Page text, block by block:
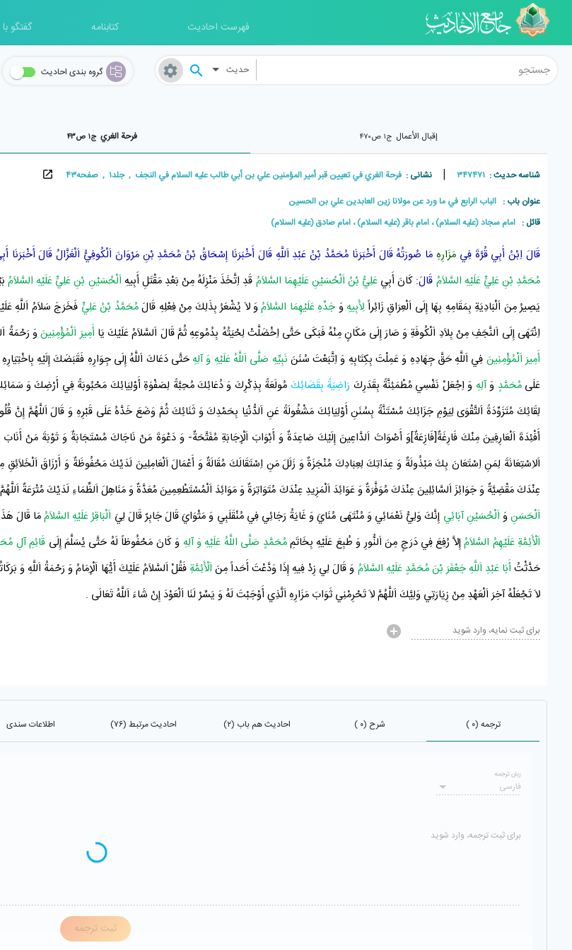
فهرست احادیث کتابنامه گفتگو
حدیث گروه بندی احادیث
إقبال الأعمال ج۱ ص۴۷۰ فرحة الغري ج۱ ص۴۳
شناسه حدیث : ۳۴۷۴۷۱ | نشانی : فرحة الغري في تعيين قبر أمير المؤمنين علي بن أبي طالب عليه السلام في النجف , جلد۱ , صفحه۴۳
عنوان باب : الباب الرابع في ما ورد عن مولانا زين العابدين علي بن الحسين
قائل : امام سجاد (علیه السلام) ، امام باقر (علیه السلام) ، امام صادق (علیه السلام)
قَالَاِبْنُ أَبِي قُرَّةَ فِي مَزَارِهِمَا صُورَتُهُ قَالَ أَخْبَرَنَامُحَمَّدُ بْنُ عَبْدِ اَللَّهِ قَالَ أَخْبَرَنَا إِسْحَاقُ بْنُ مُحَمَّدِ بْنِ مَرْوَانَ اَلْكُوفِيُّ اَلْغَزَّالُقَالَ أَخْبَرَنَا
مُحَمَّدِ بْنِ عَلِيٍّ عَلَيْهِ السَّلاَمُ قَالَ: كَانَ أَبِي عَلِيُّ بْنُ اَلْحُسَيْنِ عَلَيْهِمَا السَّلاَمُ قَدِ اِتَّخَذَ مَنْزِلَهُ مِنْ بَعْدِ مَقْتَلِ أَبِيهِ اَلْحُسَيْنِ بْنِ عَلِيٍّ عَلَيْهِ السَّلاَمُ
يَصِيرُ مِنَ اَلْبَادِيَةِ بِمَقَامِهِ بِهَا إِلَى اَلْعِرَاقِ زَائِراًلِأَبِيهِوَ جَدِّهِ عَلَيْهِمَا السَّلاَمُوَ لاَ يُشْعَرُ بِذَلِكَ مِنْ فِعْلِهِ قَالَمُحَمَّدُ بْنُ عَلِيٍّ فَخَرَجَ سَلاَمُ اَللَّهِ
اِنْتَهَى إِلَى اَلنَّجَفِمِنْ بِلاَدِ اَلْكُوفَةِ وَ صَارَ إِلَى مَكَانٍ مِنْهُ فَبَكَى حَتَّى اِخْضَلَّتْ لِحْيَتُهُ بِدُمُوعِهِ ثُمَّ قَالَ اَلسَّلاَمُ عَلَيْكَ يَا أَمِيرَ اَلْمُؤْمِنِينَوَ رَحْمَةُ
أَمِيرَ اَلْمُؤْمِنِينَ فِي اَللَّهِ حَقَّ جِهَادِهِ وَ عَمِلْتَبِكِتَابِهِ وَ اِتَّبَعْتَ سُنَنَ نَبِيِّهِ صَلَّى اَللَّهُ عَلَيْهِ وَ آلِهِحَتَّى دَعَاكَ اَللَّهُ إِلَى جِوَارِهِ فَقَبَضَكَ إِلَيْهِ
عَلَىمُحَمَّدٍ وَآلِهِ وَ اِجْعَلْ نَفْسِي مُطْمَئِنَّةً بِقَدَرِكَ رَاضِيَةً بِقَضَائِكَ مُولَعَةً بِذِكْرِكَ وَ دُعَائِكَ مُحِبَّةً لِصَفْوَةِ أَوْلِيَائِكَ مَحْبُوبَةً فِي أَرْضِكَ وَ
لِقَائِكَ مُتَزَوِّدَةً اَلتَّقْوَى لِيَوْمِ جَزَائِكَ مُسْتَنَّةً بِسُنَنِ أَوْلِيَائِكَ مَشْغُولَةً عَنِ اَلدُّنْيَا بِحَمْدِكَ وَ ثَنَائِكَ ثُمَّ وَضَعَ خَدَّهُ عَلَى قَبْرِهِ وَ قَالَ اَللَّهُمَّ إِنَّ
أَفْئِدَةَ اَلْعَارِفِينَ مِنْكَ فَارِغَةٌ[فَازِعَةٌ]وَ أَصْوَاتَ اَلدَّاعِينَ إِلَيْكَ صَاعِدَةٌ وَ أَبْوَابَ اَلْإِجَابَةِ مُفَتَّحَةٌ- وَ دَعْوَةَ مَنْ نَاجَاكَ مُسْتَجَابَةٌ وَ تَوْبَةَ مَنْ
اَلاِسْتِعَانَةَ لِمَنِ اِسْتَعَانَ بِكَ مَبْذُولَةٌ وَ عِدَاتِكَ لِعِبَادِكَ مُنْجَزَةٌ وَ زَلَلَ مَنِ اِسْتَقَالَكَ مُقَالَةٌ وَ أَعْمَالَ اَلْعَامِلِينَ لَدَيْكَ مَحْفُوظَةٌ وَ أَرْزَاقَ
عِنْدَكَ مَقْضِيَّةٌ وَ جَوَائِزَ اَلسَّائِلِينَ عِنْدَكَ مُوَفَّرَةٌ وَ عَوَائِدَ اَلْمَزِيدِ عِنْدَكَ مُتَوَاتِرَةٌ وَ مَوَائِدَ اَلْمُسْتَطْعِمِينَ مُعَدَّةٌ وَ مَنَاهِلَ اَلظِّمَاءِ لَدَيْكَ مُتْرَعَةٌ
اَلْحَسَنِوَ اَلْحُسَيْنِآبَائِي إِنَّكَ وَلِيُّ نَعْمَائِي وَ مُنْتَهَى مُنَايَ وَ غَايَةُ رَجَائِي فِي مُنْقَلَبِي وَ مَثْوَايَ قَالَجَابِرٌقَالَ لِيَ اَلْبَاقِرُ عَلَيْهِ السَّلاَمُمَا قَالَ
اَلْأَئِمَّةِ عَلَيْهِمُ السَّلاَمُإِلاَّ رُفِعَ فِي دَرَجٍ مِنَ اَلنُّورِ وَ طُبِعَ عَلَيْهِ بِخَاتَمِمُحَمَّدٍ صَلَّى اللَّهُ عَلَيْهِ وَ آلِهِ وَ كَانَ مَحْفُوظاً لَهُ حَتَّى يُسَلَّمَ إِلَى قَائِمِ آلِ
حَدَّثْتُأَبَا عَبْدِ اَللَّهِ جَعْفَرَ بْنَ مُحَمَّدٍ عَلَيْهِ السَّلاَمُ وَ قَالَ لِي زِدْ فِيهِ إِذَا وَدَّعْتَ أَحَداً مِنَ اَلْأَئِمَّةِ فَقُلْ اَلسَّلاَمُ عَلَيْكَ أَيُّهَا اَلْإِمَامُ وَ رَحْمَةُ اَللَّهِ وَ
لاَ تَجْعَلْهُ آخِرَ اَلْعَهْدِ مِنْ زِيَارَتِي وَلِيَّكَ اَللَّهُمَّ لاَ تَحْرِمْنِي ثَوَابَ مَزَارِهِ اَلَّذِي أَوْجَبْتَ لَهُ وَ يَسِّرْ لَنَا اَلْعَوْدَ إِنْ شَاءَ اَللَّهُ تَعَالَى .
برای ثبت نمایه، وارد شوید
ترجمه (۰ ) شرح (۰ ) احادیث هم باب (۲) احادیث مرتبط (۷۶) اطلاعات سندی
فارسی
زبان ترجمه
برای ثبت ترجمه، وارد شوید
ثبت ترجمه